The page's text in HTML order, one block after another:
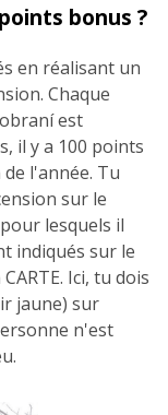
bonus ?
en réalisant un
Chaque
est
il y a 100 points
l'année. Tu
sur le
lesquels il
indiqués sur le
Ici, tu dois
jaune) sur
n'est